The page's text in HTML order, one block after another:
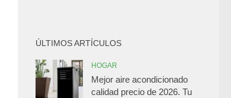
ÚLTIMOS ARTÍCULOS
HOGAR
Mejor aire acondicionado
calidad precio de 2026. Tu